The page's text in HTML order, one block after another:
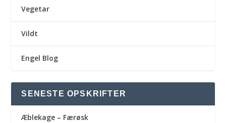
Vegetar
Vildt
Engel Blog
SENESTE OPSKRIFTER
Æblekage – Færøsk